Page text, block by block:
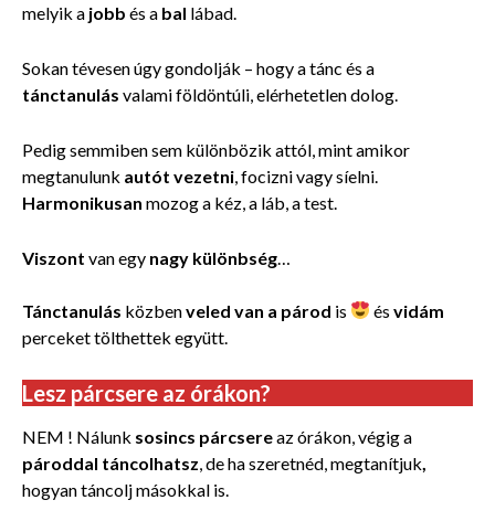
melyik a jobb és a bal lábad.
Sokan tévesen úgy gondolják – hogy a tánc és a
tánctanulás valami földöntúli, elérhetetlen dolog.
Pedig semmiben sem különbözik attól, mint amikor
megtanulunk autót vezetni, focizni vagy síelni.
Harmonikusan mozog a kéz, a láb, a test.
Viszont van egy nagy különbség…
Tánctanulás közbenveled van a párod is és vidám
perceket tölthettek együtt.
Lesz párcsere az órákon?
NEM ! Nálunk sosincs párcsereaz órákon, végig a
pároddal táncolhatsz, de ha szeretnéd, megtanítjuk,
hogyan táncolj másokkal is.